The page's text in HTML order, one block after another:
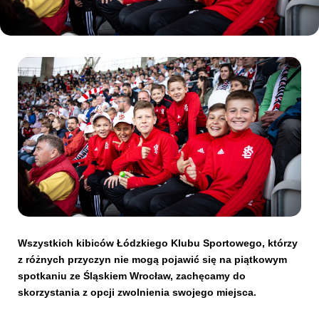
Kibice
SKLEP KUP BILET
Wszystkich kibiców Łódzkiego Klubu Sportowego, którzy
z różnych przyczyn nie mogą pojawić się na piątkowym
spotkaniu ze Śląskiem Wrocław, zachęcamy do
skorzystania z opcji zwolnienia swojego miejsca.